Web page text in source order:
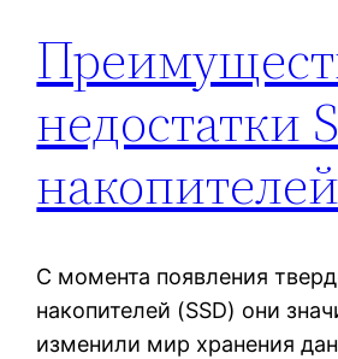
недостатки
накопителей
С момента появления
накопителей (SSD) они
изменили мир хранения